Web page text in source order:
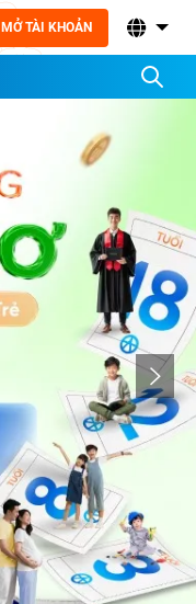
MỞ TÀI KHOẢN